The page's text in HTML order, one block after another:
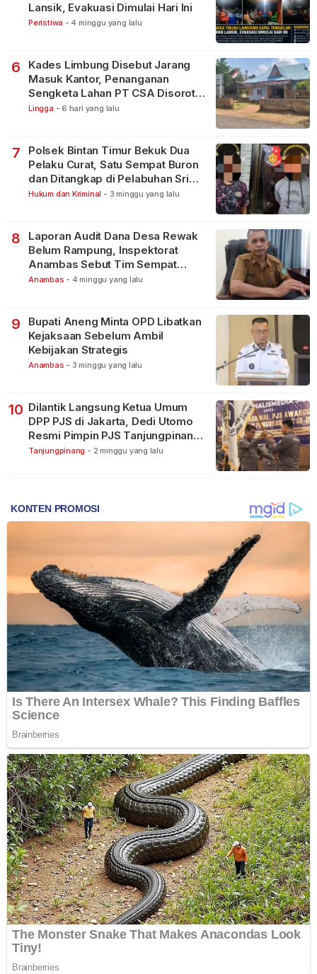
Lansik, Evakuasi Dimulai Hari Ini
Peristiwa - 4 minggu yang lalu
6
Kades Limbung Disebut Jarang
Masuk Kantor, Penanganan
Sengketa Lahan PT CSA Disorot
Warga
Lingga - 6 hari yang lalu
7
Polsek Bintan Timur Bekuk Dua
Pelaku Curat, Satu Sempat Buron
dan Ditangkap di Pelabuhan Sri
Bintan Pura
Hukum dan Kriminal - 3 minggu yang lalu
8
Laporan Audit Dana Desa Rewak
Belum Rampung, Inspektorat
Anambas Sebut Tim Sempat
Terbagi Tangani Kasus Lain
Anambas - 4 minggu yang lalu
9
Bupati Aneng Minta OPD Libatkan
Kejaksaan Sebelum Ambil
Kebijakan Strategis
Anambas - 3 minggu yang lalu
10 Dilantik Langsung Ketua Umum
DPP PJS di Jakarta, Dedi Utomo
Resmi Pimpin PJS Tanjungpinang-
Bintan
Tanjungpinang - 2 minggu yang lalu